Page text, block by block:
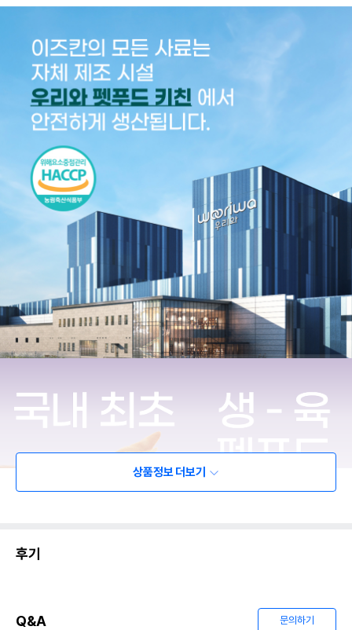
상품정보 더보기
후기
Q&A 문의하기